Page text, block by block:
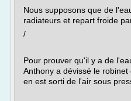
Nous supposons que de
radiateurs et repart froide
/
Pour prouver qu'il y a de
Anthony a dévissé le
en est sorti de l'air sous